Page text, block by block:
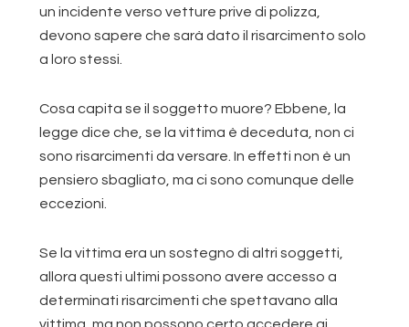
un incidente verso vetture prive di polizza,
devono sapere che sarà dato il risarcimento solo
a loro stessi.
Cosa capita se il soggetto muore? Ebbene, la
legge dice che, se la vittima è deceduta, non ci
sono risarcimenti da versare. In effetti non è un
pensiero sbagliato, ma ci sono comunque delle
eccezioni.
Se la vittima era un sostegno di altri soggetti,
allora questi ultimi possono avere accesso a
determinati risarcimenti che spettavano alla
vittima, ma non possono certo accedere ai